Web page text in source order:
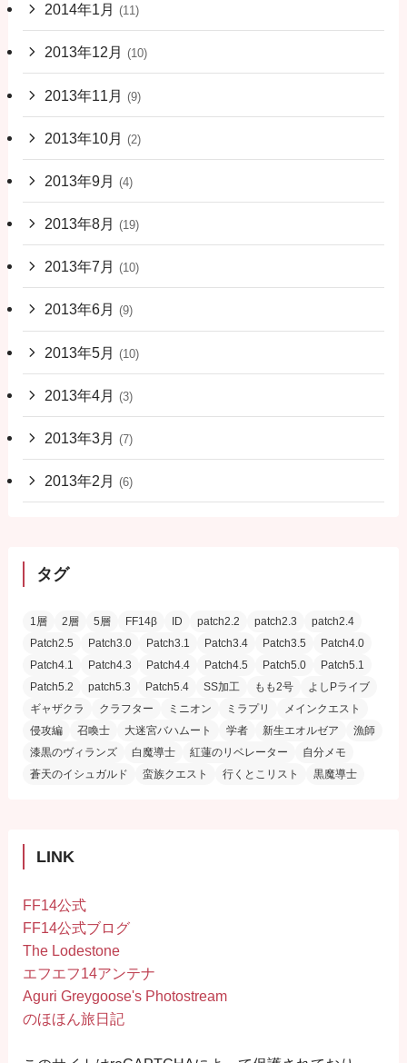
2014年1月 (11)
2013年12月 (10)
2013年11月 (9)
2013年10月 (2)
2013年9月 (4)
2013年8月 (19)
2013年7月 (10)
2013年6月 (9)
2013年5月 (10)
2013年4月 (3)
2013年3月 (7)
2013年2月 (6)
タグ
1層 2層 5層 FF14β ID patch2.2 patch2.3
patch2.4
Patch2.5
Patch3.0 Patch3.1 Patch3.4 Patch3.5
Patch4.0
Patch4.1
Patch4.3 Patch4.4 Patch4.5 Patch5.0
Patch5.1
Patch5.2
patch5.3 Patch5.4 SS加工 もも2号
よしPライブ
ギャザクラ
クラフター ミニオン ミラプリ
メインクエスト
侵攻編
召喚士 大迷宮バハムート 学者 新生エオルゼア
漁師
漆黒のヴィランズ
白魔導士 紅蓮のリベレーター
自分メモ
蒼天のイシュガルド
蛮族クエスト 行くとこリスト 黒魔導士
LINK
FF14公式
FF14公式ブログ
The Lodestone
エフエフ14アンテナ
Aguri Greygoose's Photostream
のほほん旅日記